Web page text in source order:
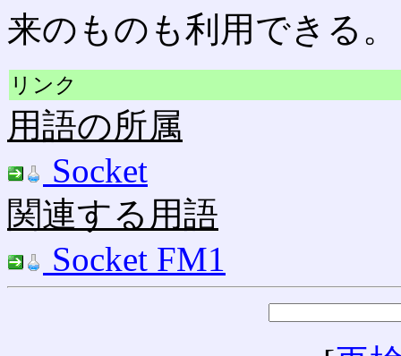
来のものも利用できる。
リンク
用語の所属
Socket
関連する用語
Socket FM1